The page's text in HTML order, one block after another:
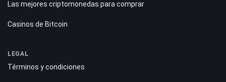
Las mejores criptomonedas para comprar
Casinos de Bitcoin
LEGAL
Términos y condiciones